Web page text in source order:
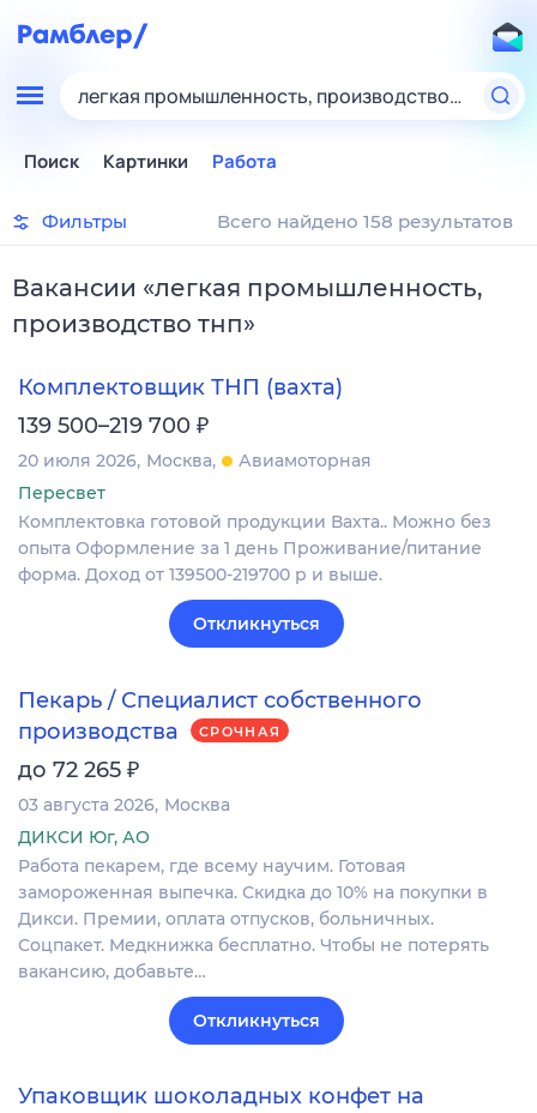
легкая промышленность, производство тнп
Поиск Картинки Работа
Фильтры Всего найдено 158 результатов
Вакансии «легкая промышленность,
производство тнп»
Комплектовщик ТНП (вахта)
139 500–219 700 ₽
20 июля 2026 Москва
Авиамоторная
Пересвет
Комплектовка готовой продукции Вахта.. Можно без
опыта Оформление за 1 день Проживание/питание
форма. Доход от 139500-219700 р и выше.
Откликнуться
Пекарь / Специалист собственного
производства
СРОЧНАЯ
до 72 265 ₽
03 августа 2026 Москва
ДИКСИ Юг, АО
Работа пекарем, где всему научим. Готовая
замороженная выпечка. Скидка до 10% на покупки в
Дикси. Премии, оплата отпусков, больничных.
Соцпакет. Медкнижка бесплатно. Чтобы не потерять
вакансию, добавьте…
Откликнуться
Упаковщик шоколадных конфет на